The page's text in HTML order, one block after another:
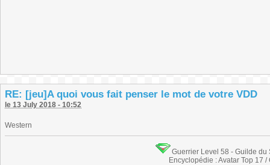
RE: [jeu]A quoi vous fait penser le mot de votre VDD
le 13 July 2018 - 10:52
Western
Guerrier Level 58 - Guilde
Encyclopédie : Avatar Top 17 /